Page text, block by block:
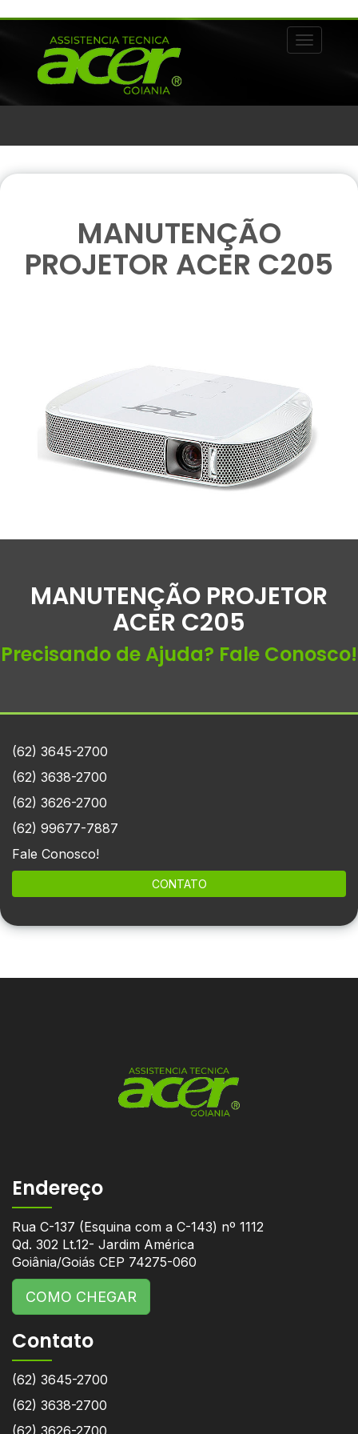
Alternar
MANUTENÇÃO
PROJETOR ACER C205
MANUTENÇÃO PROJETOR
ACER C205
Precisando de Ajuda? Fale Conosco!
(62) 3645-2700
(62) 3638-2700
(62) 3626-2700
(62) 99677-7887
Fale Conosco!
CONTATO
Endereço
Rua C-137 (Esquina com a C-143) nº 1112
Qd. 302 Lt.12- Jardim América
Goiânia/Goiás CEP 74275-060
COMO CHEGAR
Contato
(62) 3645-2700
(62) 3638-2700
(62) 3626-2700